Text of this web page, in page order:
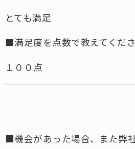
とても満足
■満足度を点数で教えてくだ
１００点
■機会があった場合、また弊